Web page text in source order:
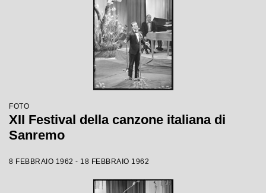
FOTO
XII Festival della canzone italiana di
Sanremo
8 FEBBRAIO 1962 - 18 FEBBRAIO 1962